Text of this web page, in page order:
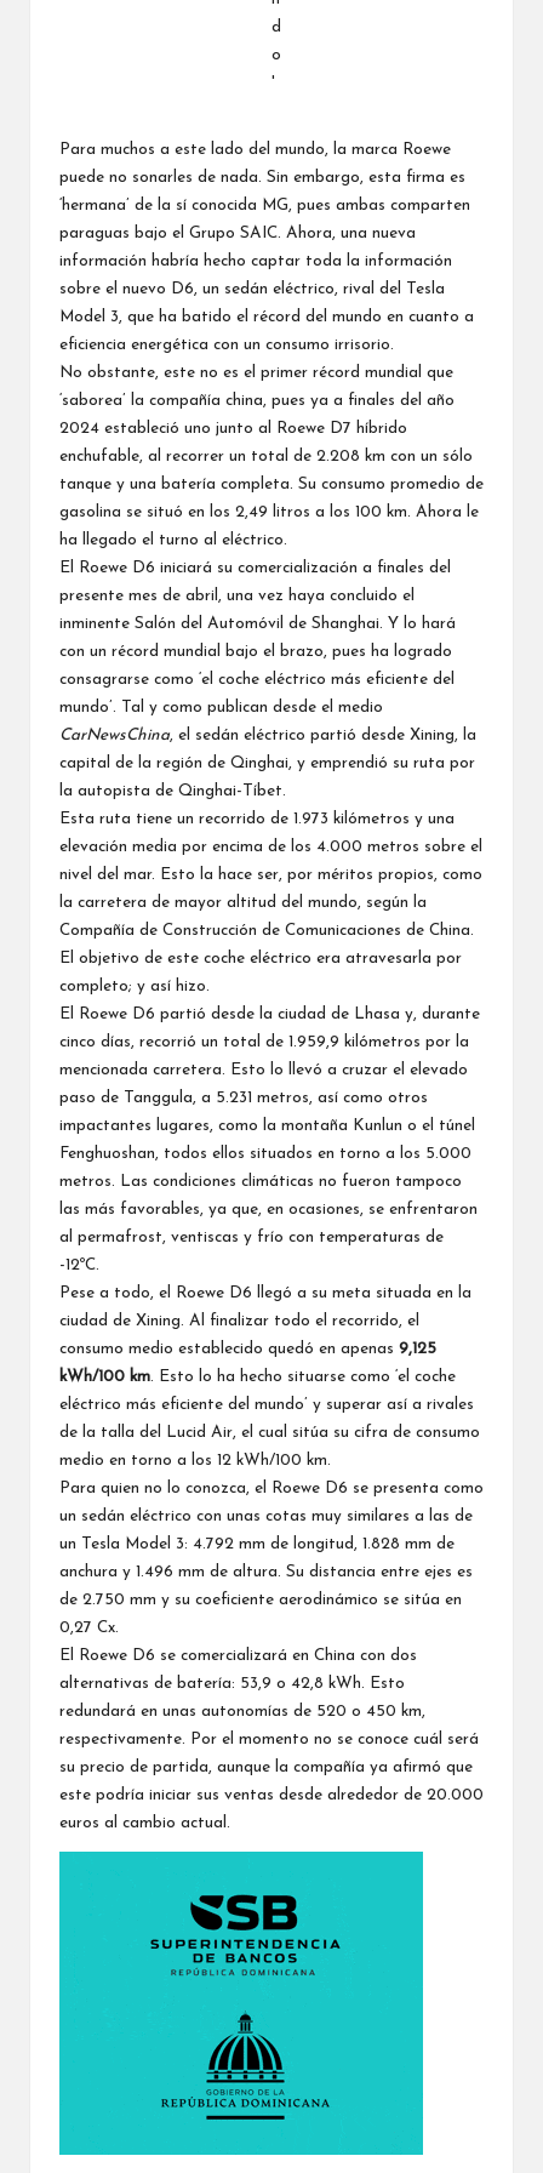
Para muchos a este lado del mundo, la marca Roewe
puede no sonarles de nada. Sin embargo, esta firma es
‘hermana’ de la sí conocida MG, pues ambas comparten
paraguas bajo el Grupo SAIC. Ahora, una nueva
información habría hecho captar toda la información
sobre el nuevo D6, un sedán eléctrico, rival del Tesla
Model 3, que ha batido el récord del mundo en cuanto a
eficiencia energética con un consumo irrisorio.
No obstante, este no es el primer récord mundial que
‘saborea’ la compañía china, pues ya a finales del año
2024 estableció uno junto al
Roewe D7 híbrido
enchufable, al recorrer un total de 2.208 km con un sólo
tanque y una batería completa. Su consumo promedio de
gasolina se situó en los 2,49 litros a los 100 km. Ahora le
ha llegado el turno al eléctrico.
El Roewe D6 iniciará su comercialización a finales del
presente mes de abril, una vez haya concluido el
inminente Salón del Automóvil de Shanghai. Y lo hará
con un récord mundial bajo el brazo, pues ha logrado
consagrarse como ‘el coche eléctrico más eficiente del
mundo’. Tal y como publican desde el medio
CarNewsChina, el sedán eléctrico partió desde Xining, la
capital de la región de Qinghai, y emprendió su ruta por
la autopista de Qinghai-Tíbet.
Esta ruta tiene un recorrido de 1.973 kilómetros y una
elevación media por encima de los 4.000 metros sobre el
nivel del mar. Esto la hace ser, por méritos propios, como
la carretera de mayor altitud del mundo, según la
Compañía de Construcción de Comunicaciones de China.
El objetivo de este coche eléctrico era atravesarla por
completo; y así hizo.
El Roewe D6 partió desde la ciudad de Lhasa y, durante
cinco días, recorrió un total de 1.959,9 kilómetros por la
mencionada carretera. Esto lo llevó a cruzar el elevado
paso de Tanggula, a 5.231 metros, así como otros
impactantes lugares, como la montaña Kunlun o el túnel
Fenghuoshan, todos ellos situados en torno a los 5.000
metros. Las condiciones climáticas no fueron tampoco
las más favorables, ya que, en ocasiones, se enfrentaron
al permafrost, ventiscas y frío con temperaturas de
-12ºC.
Pese a todo, el Roewe D6 llegó a su meta situada en la
ciudad de Xining. Al finalizar todo el recorrido, el
consumo medio establecido quedó en apenas 9,125
kWh/100 km . Esto lo ha hecho situarse como ‘el coche
eléctrico más eficiente del mundo’ y superar así a rivales
de la talla del Lucid Air, el cual sitúa su cifra de consumo
medio en torno a los 12 kWh/100 km.
Para quien no lo conozca, el Roewe D6 se presenta como
un sedán eléctrico con unas cotas muy similares a las de
un Tesla Model 3: 4.792 mm de longitud, 1.828 mm de
anchura y 1.496 mm de altura. Su distancia entre ejes es
de 2.750 mm y su coeficiente aerodinámico se sitúa en
0,27 Cx.
El Roewe D6 se comercializará en China con dos
alternativas de batería: 53,9 o 42,8 kWh. Esto
redundará en unas autonomías de 520 o 450 km,
respectivamente. Por el momento no se conoce cuál será
su precio de partida, aunque la compañía ya afirmó que
este podría iniciar sus ventas desde alrededor de 20.000
euros al cambio actual.